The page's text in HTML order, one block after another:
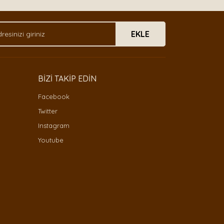
EKLE
BİZİ TAKİP EDİN
Facebook
Twitter
Instagram
Youtube